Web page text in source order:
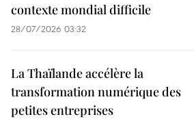
contexte mondial difficile
28/07/2026 03:32
La Thaïlande accélère la
transformation numérique des
petites entreprises